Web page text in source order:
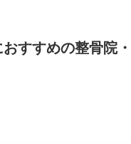
すすめの整骨院